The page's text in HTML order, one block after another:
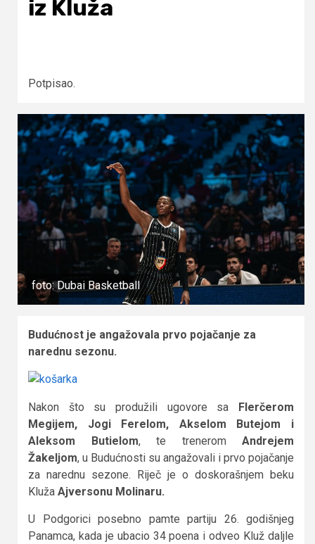
iz Kluža
Potpisao.
foto: Dubai Basketball
Budućnost je angažovala prvo pojačanje za
narednu sezonu.
Nakon što su produžili ugovore sa
Flerčerom
Megijem, Jogi Ferelom, Akselom Butejom i
Aleksom Butielom, te trenerom Andrejem
Žakeljom, u Budućnosti su angažovali i prvo pojačanje
za narednu sezone. Riječ je o doskorašnjem beku
Kluža Ajversonu Molinaru.
U Podgorici posebno pamte partiju 26. godišnjeg
Panamca, kada je ubacio 34 poena i odveo Kluž daljle